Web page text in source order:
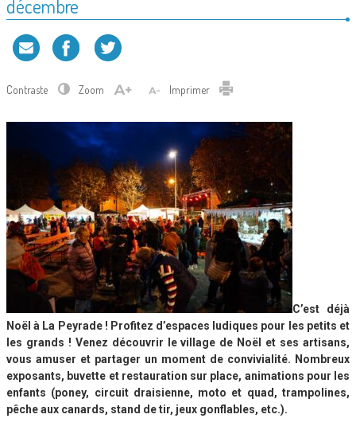
décembre
Contraste Zoom Imprimer
C’est déjà
Noël à La Peyrade ! Profitez d’espaces ludiques pour les petits et
les grands ! Venez découvrir le village de Noël et ses artisans,
vous amuser et partager un moment de convivialité. Nombreux
exposants, buvette et restauration sur place, animations pour les
enfants (poney, circuit draisienne, moto et quad, trampolines,
pêche aux canards, stand de tir, jeux gonflables, etc.).